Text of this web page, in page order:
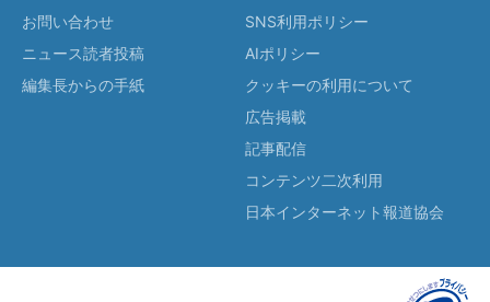
お問い合わせ
ニュース読者投稿
編集長からの手紙
SNS利用ポリシー
AIポリシー
クッキーの利用について
広告掲載
記事配信
コンテンツ二次利用
日本インターネット報道協会